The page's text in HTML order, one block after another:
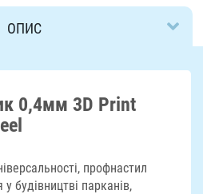
ОПИС
0,4мм 3D Print
профнастил
будівництві парканів,